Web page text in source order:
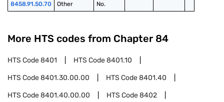
8458.91.50.70 Other No.
More HTS codes from Chapter 84
HTS Code8401 HTS Code8401.10
HTS Code8401.30.00.00 HTS Code8401.40
HTS Code8401.40.00.00 HTS Code8402